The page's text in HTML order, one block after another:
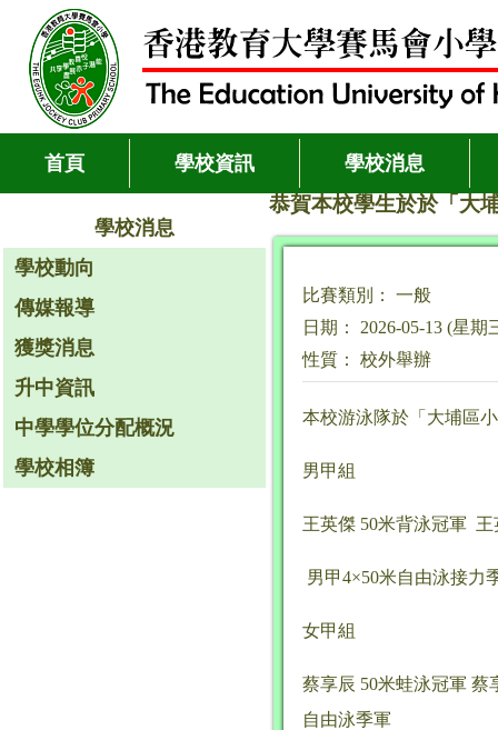
首頁 學校資訊 學校消息
學校消息
學校動向
傳媒報導
獲獎消息
升中資訊
中學學位分配概況
學校相簿
恭賀本校學生於於「大
比賽類別： 一般
日期： 2026-05-13 (星期
性質： 校外舉辦
本校游泳隊於「大埔區
男甲組
王英傑 50米背泳冠軍
男甲4×50米自由泳接力
女甲組
蔡享辰 50米蛙泳冠軍 蔡
自由泳季軍